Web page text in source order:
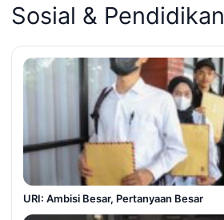
Sosial & Pendidikan
URI: Ambisi Besar, Pertanyaan Besar